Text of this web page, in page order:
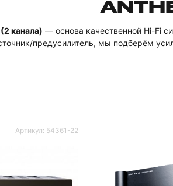
канала) — основа качественной Hi-Fi
предусилитель, мы подберём
Артикул: 54361-22